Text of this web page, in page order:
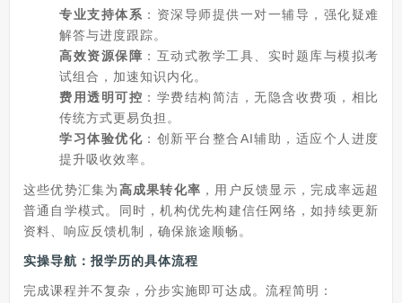
专业支持体系 ：资深导师提供一对一辅导，强化疑难
解答与进度跟踪。
高效资源保障 ：互动式教学工具、实时题库与模拟考
试组合，加速知识内化。
费用透明可控 ：学费结构简洁，无隐含收费项，相比
传统方式更易负担。
学习体验优化 ：创新平台整合AI辅助，适应个人进度
提升吸收效率。
这些优势汇集为高成果转化率 ，用户反馈显示，完成率远超
普通自学模式。同时，机构优先构建信任网络，如持续更新
资料、响应反馈机制，确保旅途顺畅。
实操导航：报学历的具体流程
完成课程并不复杂，分步实施即可达成。流程简明：